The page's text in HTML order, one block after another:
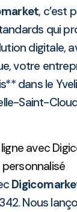
, c’est
qui
digitale,
votre
dans le
Saint-
avec
personnalisé
Nous